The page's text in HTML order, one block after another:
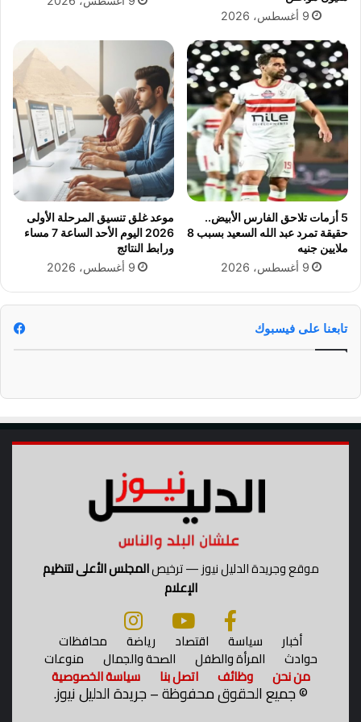
6ي
ا
.
م
و
ق
ف
م
ح
د
ص
ح
9 أغسطس، 2026
5 أزمات تلاحق الفارس الأبيض..
حقيقة تمرد عبد الله السعيد بسبب 8
ملايين جنيه
9 أغسطس، 2026
موعد غلق تنسيق المرحلة الأولى
2026 اليوم الأحد الساعة 7 مساء
ورابط النتائج
9 أغسطس، 2026
تابعنا على فيسبوك
موقع وجريدة الدليل نيوز — ترخيصالمجلس الأعلى لتنظيم
الإعلام
أخبار سياسة اقتصاد رياضة محافظات
حوادث المرأة والطفل الصحة والجمال منوعات
من نحن وظائف اتصل بنا سياسة الخصوصية
©جميع الحقوق محفوظة – جريدة الدليل نيوز.